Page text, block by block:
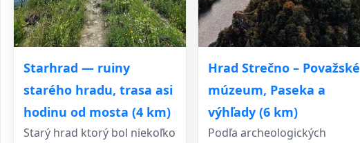
Starhrad — ruiny
starého hradu, trasa asi
hodinu od mosta (4 km)
Starý hrad ktorý bol niekoľko
Hrad Strečno – Považské
múzeum, Paseka a
výhľady (6 km)
Podľa archeologických